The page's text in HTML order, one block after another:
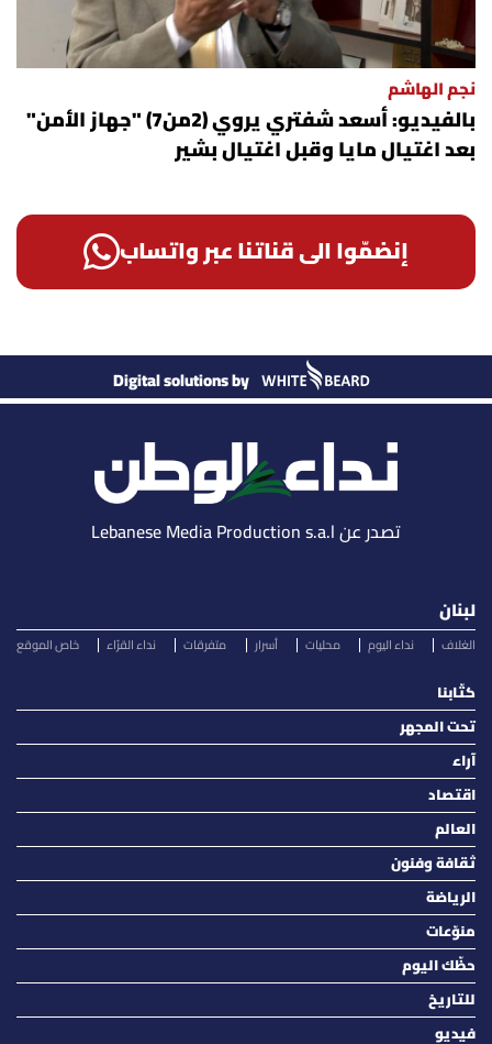
نجم الهاشم
بالفيديو: أسعد شفتري يروي (2من7) "جهاز الأمن"
بعد اغتيال مايا وقبل اغتيال بشير
إنضمّوا الى قناتنا عبر واتساب
Digital solutions by
تصدر عن Lebanese Media Production s.a.l
لبنان
الغلاف نداء اليوم محليات أسرار متفرقات نداء القرّاء خاص الموقع
كتّابنا
تحت المجهر
آراء
اقتصاد
العالم
ثقافة وفنون
الرياضة
منوّعات
حظّك اليوم
للتاريخ
فيديو